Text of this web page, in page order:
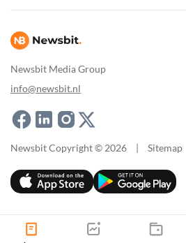
Newsbit Media Group
info@newsbit.nl
Newsbit Copyright © 2026 | Sitemap